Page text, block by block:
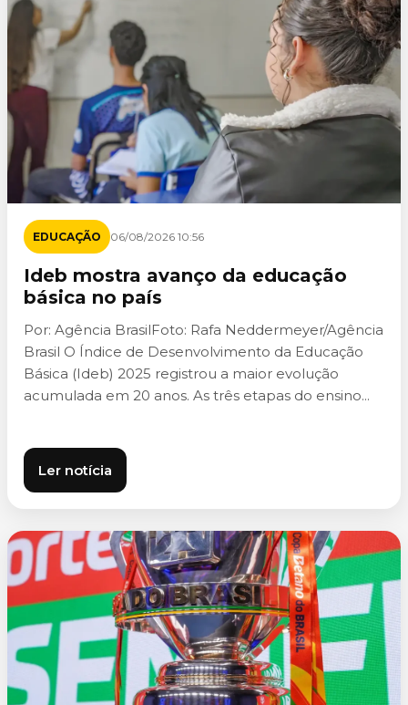
EDUCAÇÃO 06/08/2026 10:56
Ideb mostra avanço da educação
básica no país
Por: Agência BrasilFoto: Rafa Neddermeyer/Agência
Brasil O Índice de Desenvolvimento da Educação
Básica (Ideb) 2025 registrou a maior evolução
acumulada em 20 anos. As três etapas do ensino...
Ler notícia